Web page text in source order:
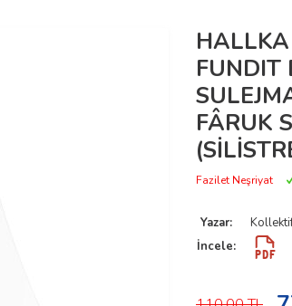
HALLKA
FUNDIT
FÂRUK
Fazilet Neşriyat
Yazar:
İncele: